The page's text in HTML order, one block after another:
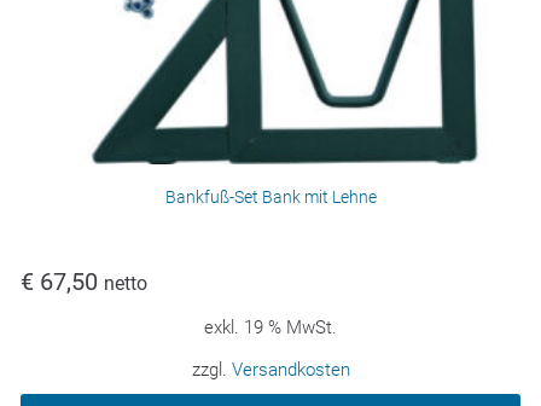
Bankfuß-Set Bank mit Lehne
€ 67,50 netto
exkl. 19 % MwSt.
zzgl. Versandkosten